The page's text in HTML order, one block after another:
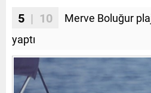
5 | 10
Merve Boluğur
yaptı